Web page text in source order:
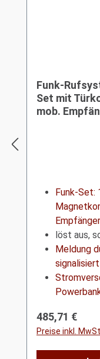
Funk-
Set mit
mob.
Funk-Set:
Empfänger
löst aus,
Meldung
Regulärer
485,71 €
Preise inkl.